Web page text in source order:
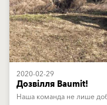
2020-02-29
Дозвілля Baumit!
Наша команда не лише